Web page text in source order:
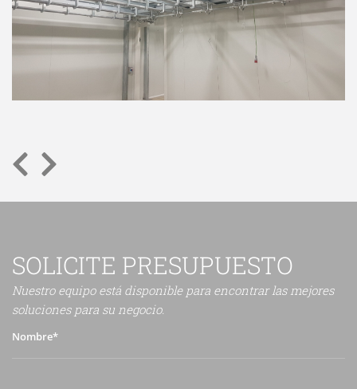
SOLICITE PRESUPUESTO
Nuestro equipo está disponible para encontrar las mejores
soluciones para su negocio.
Nombre*